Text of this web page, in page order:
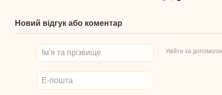
Новий відгук або коментар
Увійти за